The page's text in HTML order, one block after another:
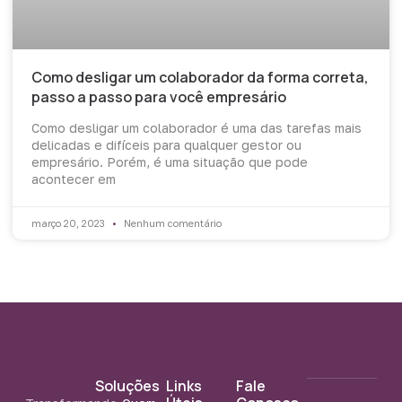
Como desligar um colaborador da forma correta,
passo a passo para você empresário
Como desligar um colaborador é uma das tarefas mais
delicadas e difíceis para qualquer gestor ou
empresário. Porém, é uma situação que pode
acontecer em
março 20, 2023 Nenhum comentário
Soluções Links
Fale